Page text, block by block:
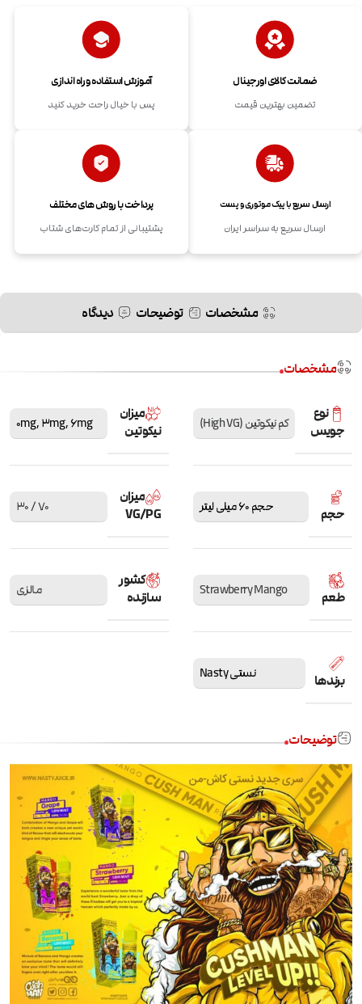
ضمانت کالای اورجینال
تضمین بهترین قیمت
آموزش استفاده و راه اندازی
پس با خیال راحت خرید کنید
ارسال سریع با پیک موتوری و پست
ارسال سریع به سراسر ایران
پرداخت با روش های مختلف
پشتیبانی از تمام کارت‌های شتاب
مشخصات توضیحات دیدگاه
مشخصات
نوع
جویس
کم نیکوتین (High VG)
میزان
نیکوتین
0mg,3mg,6mg
حجم حجم 60 میلی لیتر
میزان
VG/PG
70 / 30
طعم Strawberry Mango
کشور
سازنده
مالزی
برندها نستی Nasty
توضیحات